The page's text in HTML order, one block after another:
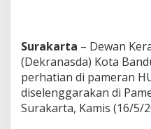
o
d
u
k
U
n
Surakarta – Dewan
(Dekranasda) Kota
perhatian di pameran
diselenggarakan di
Surakarta, Kamis (16/5/